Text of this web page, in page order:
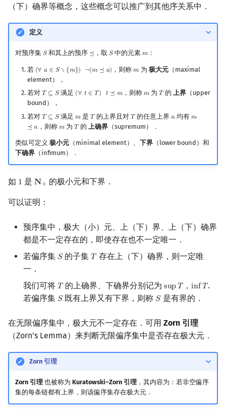
（下）确界等概念，这些概念可以推广到其他序关系中．
定义
对预序集 𝑆
S和其上的预序 ⪯
⪯ ，取 𝑆
S中的元素 𝑚
m ：
若 (∀ 𝑎 ∈ 𝑆∖ {𝑚}) ¬(𝑚 ⪯ 𝑎)
(∀ a∈S ∖{ m }) ¬(m ⪯a) ，则称𝑚
m 为 极大元（maximal
element），
若对 𝑇 ⊆ 𝑆
T⊆S 满足 (∀ 𝑡 ∈ 𝑇 ) 𝑡 ⪯ 𝑚
(∀ t∈T ) t ⪯m ，则称 𝑚
m为 𝑇
T的 上界（upper
bound），
若对 𝑇 ⊆ 𝑆
T⊆S 满足𝑚
m 是𝑇
T 的上界且对𝑇
T 的任意上界𝑛
n均有 𝑚
⪯ 𝑛
m⪯
，则称 𝑚
m为 𝑇
T的 上确界（supremum）．
类似可定义 极小元（minimal element）、 下界（lower bound）和
下确界（infimum）．
如 1
1 是 𝐍+
N+ 的极小元和下界．
可以证明：
预序集中，极大（小）元、上（下）界、上（下）确界
都是不一定存在的，即使存在也不一定唯一．
若偏序集 𝑆
S的子集𝑇
T 存在上（下）确界，则一定唯
一．
我们可将 𝑇
T 的上确界、下确界分别记为sup𝑇
supT ，inf𝑇
infT .
若偏序集 𝑆
S既有上界又有下界，则称 𝑆
S是有界的．
在无限偏序集中，极大元不一定存在．可用 Zorn 引理
（Zorn's Lemma）来判断无限偏序集中是否存在极大元．
Zorn 引理
Zorn 引理也被称为 Kuratowski–Zorn 引理，其内容为：若非空偏序
集的每条链都有上界，则该偏序集存在极大元．